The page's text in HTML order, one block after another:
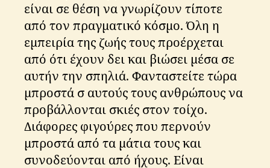
είναι σε θέση να γνωρίζουν τίποτε
από τον πραγματικό κόσμο. Όλη η
εμπειρία της ζωής τους προέρχεται
από ότι έχουν δει και βιώσει μέσα σε
αυτήν την σπηλιά. Φανταστείτε τώρα
μπροστά σ αυτούς τους ανθρώπους να
προβάλλονται σκιές στον τοίχο.
Διάφορες φιγούρες που περνούν
μπροστά από τα μάτια τους και
συνοδεύονται από ήχους. Είναι